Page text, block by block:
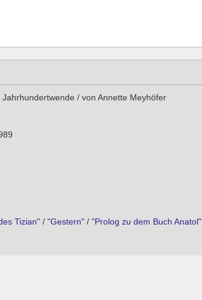
/ von Annette Meyhöfer
Tizian"/ "Gestern"/ "Prolog zu dem Buch Anatol"